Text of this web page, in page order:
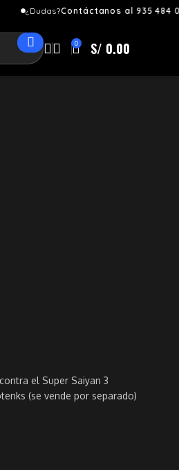
Contáctanos al 935 484 070
0 S/ 0.00
el Super Saiyan 3
(se vende por separado)